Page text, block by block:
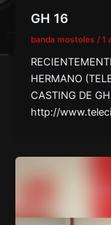
GH 16
banda mostoles /1
HERMANO
CASTING DE
http://